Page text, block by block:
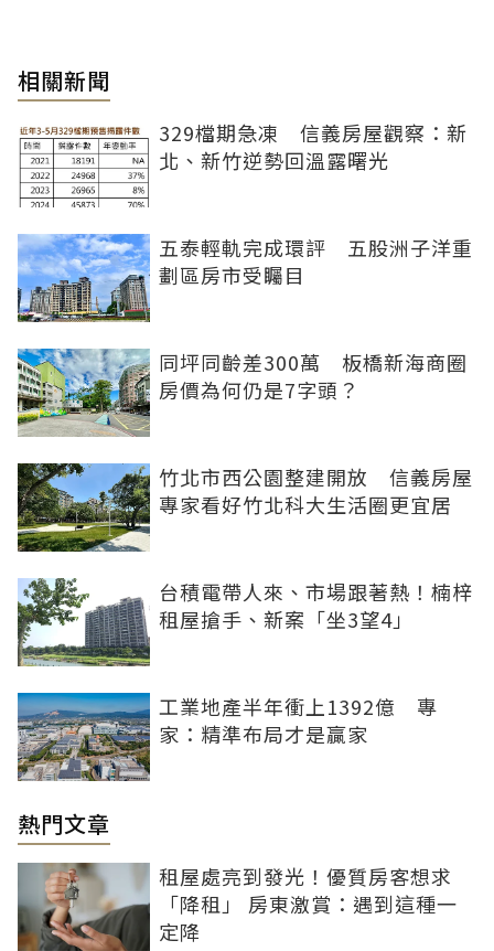
相關新聞
329檔期急凍 信義房屋觀察：新
北、新竹逆勢回溫露曙光
五泰輕軌完成環評 五股洲子洋重
劃區房市受矚目
同坪同齡差300萬 板橋新海商圈
房價為何仍是7字頭？
竹北市西公園整建開放 信義房屋
專家看好竹北科大生活圈更宜居
台積電帶人來、市場跟著熱！楠梓
租屋搶手、新案「坐3望4」
工業地產半年衝上1392億 專
家：精準布局才是贏家
熱門文章
租屋處亮到發光！優質房客想求
「降租」 房東激賞：遇到這種一
定降